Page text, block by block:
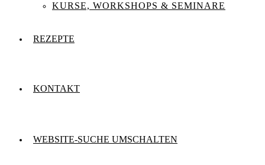
KURSE, WORKSHOPS & SEMINARE
REZEPTE
KONTAKT
WEBSITE-SUCHE UMSCHALTEN